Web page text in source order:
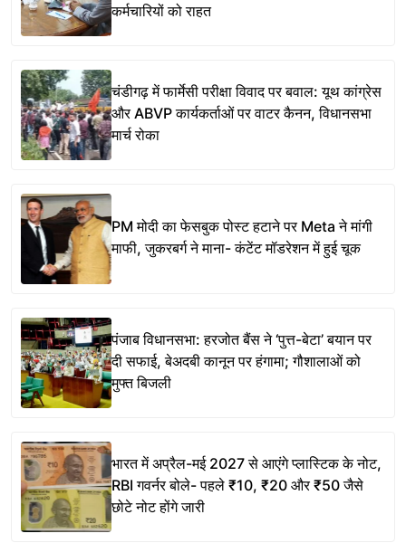
कर्मचारियों को राहत
चंडीगढ़ में फार्मेसी परीक्षा विवाद पर बवाल: यूथ कांग्रेस
और ABVP कार्यकर्ताओं पर वाटर कैनन, विधानसभा
मार्च रोका
PM मोदी का फेसबुक पोस्ट हटाने पर Meta ने मांगी
माफी, जुकरबर्ग ने माना- कंटेंट मॉडरेशन में हुई चूक
पंजाब विधानसभा: हरजोत बैंस ने ‘पुत्त-बेटा’ बयान पर
दी सफाई, बेअदबी कानून पर हंगामा; गौशालाओं को
मुफ्त बिजली
भारत में अप्रैल-मई 2027 से आएंगे प्लास्टिक के नोट,
RBI गवर्नर बोले- पहले ₹10, ₹20 और ₹50 जैसे
छोटे नोट होंगे जारी